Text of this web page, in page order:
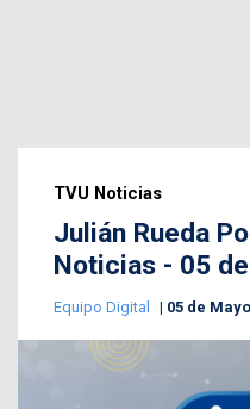
TVU Noticias
Julián Rueda
Noticias - 05
Equipo Digital 05 de